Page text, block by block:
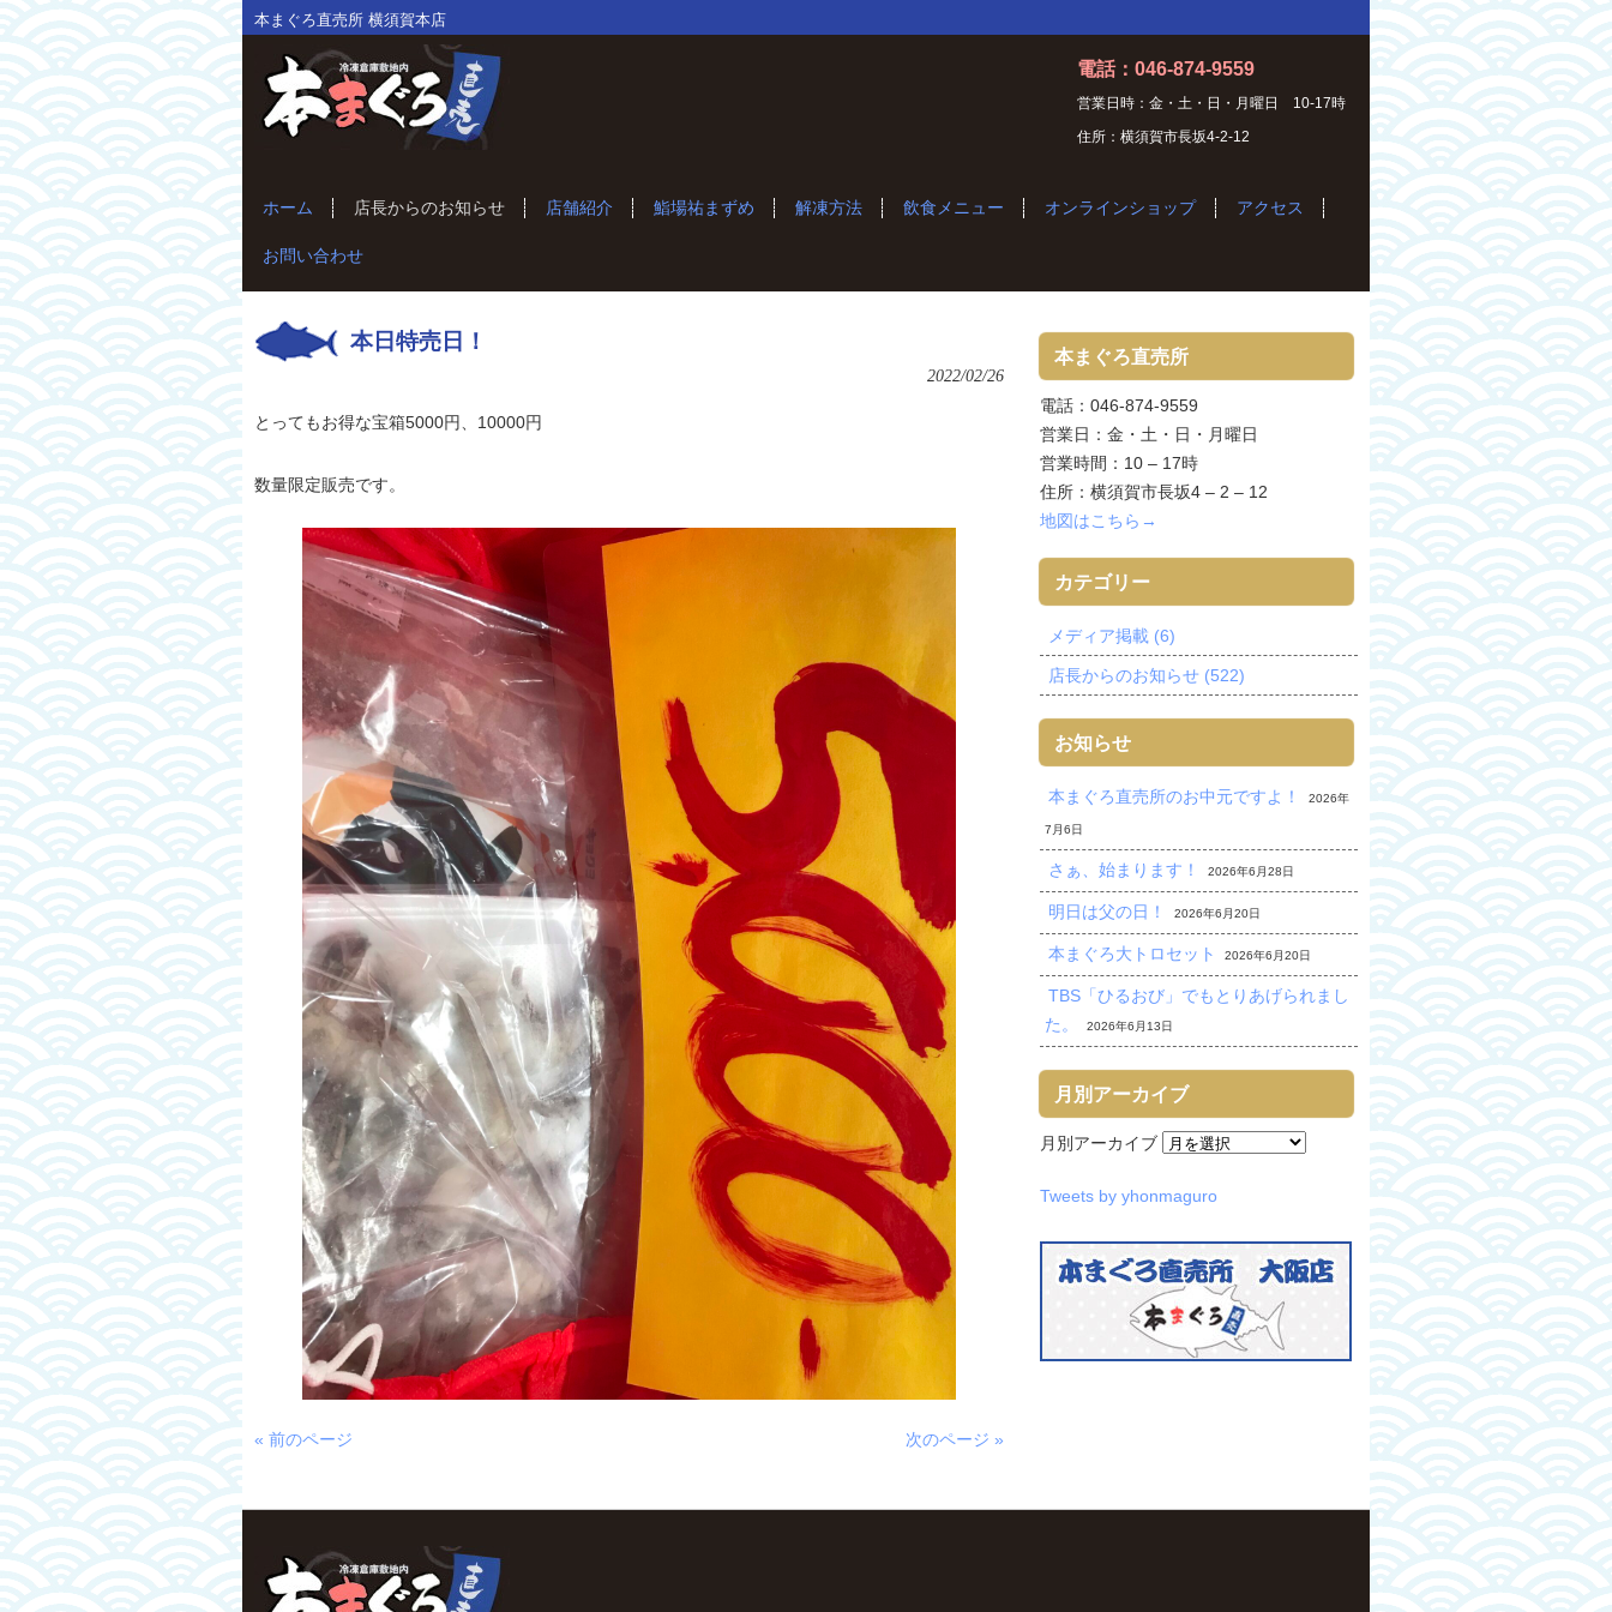
本まぐろ直売所 横須賀本店
電話：046-874-9559
営業日時：金・土・日・月曜日 10-17時
住所：横須賀市長坂4-2-12
ホーム 店長からのお知らせ 店舗紹介 鮨場祐まずめ 解凍方法 飲食メニュー オンラインショップ アクセス
お問い合わせ
本日特売日！
2022/02/26
とってもお得な宝箱5000円、10000円
数量限定販売です。
« 前のページ 次のページ »
本まぐろ直売所
電話：046-874-9559
営業日：金・土・日・月曜日
営業時間：10 – 17時
住所：横須賀市長坂4 – 2 – 12
地図はこちら→
カテゴリー
メディア掲載 (6)
店長からのお知らせ (522)
お知らせ
本まぐろ直売所のお中元ですよ！ 2026年
7月6日
さぁ、始まります！ 2026年6月28日
明日は父の日！ 2026年6月20日
本まぐろ大トロセット 2026年6月20日
TBS「ひるおび」でもとりあげられまし
た。
2026年6月13日
月別アーカイブ
月別アーカイブ
Tweets by yhonmaguro